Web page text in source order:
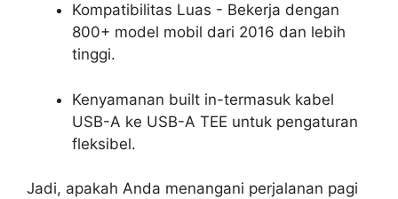
Kompatibilitas Luas - Bekerja dengan
800+ model mobil dari 2016 dan lebih
tinggi.
Kenyamanan built in-termasuk kabel
USB-A ke USB-A TEE untuk pengaturan
fleksibel.
Jadi, apakah Anda menangani perjalanan pagi